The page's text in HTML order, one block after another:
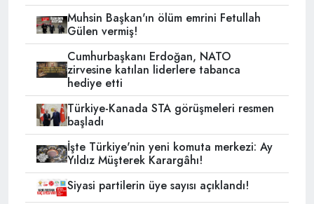
Muhsin Başkan'ın ölüm emrini Fetullah
Gülen vermiş!
Cumhurbaşkanı Erdoğan, NATO
zirvesine katılan liderlere tabanca
hediye etti
Türkiye-Kanada STA görüşmeleri resmen
başladı
İşte Türkiye'nin yeni komuta merkezi: Ay
Yıldız Müşterek Karargâhı!
Siyasi partilerin üye sayısı açıklandı!